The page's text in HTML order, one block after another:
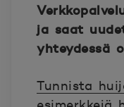
ja saat
yhteydessä
Tunnista